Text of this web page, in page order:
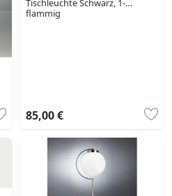
Tischleuchte Schwarz, 1-
flammig
85,00 €